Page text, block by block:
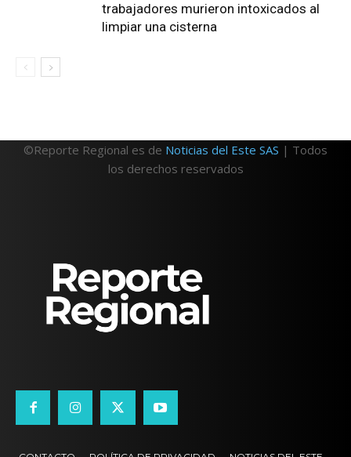
trabajadores murieron intoxicados al
limpiar una cisterna
©Reporte Regional es de Noticias del Este SAS | Todos
los derechos reservados